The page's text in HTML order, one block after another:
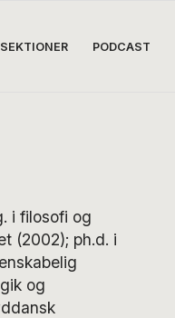
SEKTIONER PODCAST
i filosofi og
(2002); ph.d. i
og